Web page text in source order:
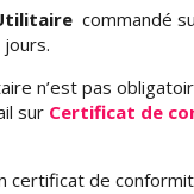
commandé
n’est pas
sur Certificat de
certificat de